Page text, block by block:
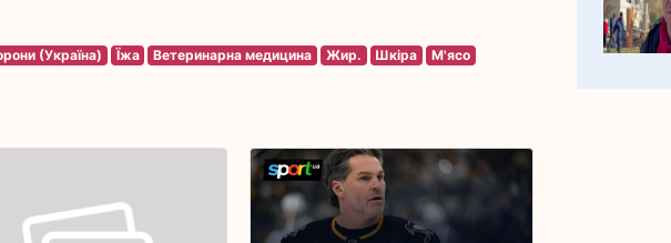
(Україна) Їжа Ветеринарна медицина Жир. Шкіра
М'ясо